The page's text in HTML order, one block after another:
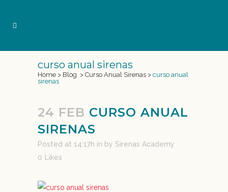
curso anual sirenas
Home > Blog > Curso Anual Sirenas > curso anual
sirenas
24 FEB CURSO ANUAL
SIRENAS
Posted at 14:17h in by Sirenas Academy
0
Likes